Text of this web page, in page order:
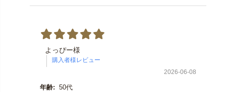
よっぴー様
2026-06-08
年齢: 50代